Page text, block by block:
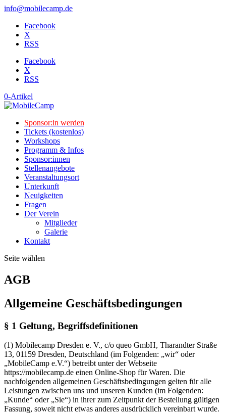
info@mobilecamp.de
Facebook
X
RSS
Facebook
X
RSS
0-Artikel
Sponsor:in werden
Tickets (kostenlos)
Workshops
Programm & Infos
Sponsor:innen
Stellenangebote
Veranstaltungsort
Unterkunft
Neuigkeiten
Fragen
Der Verein
Mitglieder
Galerie
Kontakt
Seite wählen
AGB
Allgemeine Geschäftsbedingungen
§ 1 Geltung, Begriffsdefinitionen
(1) Mobilecamp Dresden e. V., c/o queo GmbH, Tharandter Straße
13, 01159 Dresden, Deutschland (im Folgenden: „wir“ oder
„MobileCamp e.V.“) betreibt unter der Webseite
https://mobilecamp.de einen Online-Shop für Waren. Die
nachfolgenden allgemeinen Geschäftsbedingungen gelten für alle
Leistungen zwischen uns und unseren Kunden (im Folgenden:
„Kunde“ oder „Sie“) in ihrer zum Zeitpunkt der Bestellung gültigen
Fassung, soweit nicht etwas anderes ausdrücklich vereinbart wurde.